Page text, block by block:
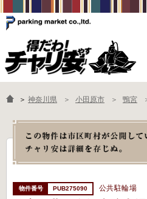
物件一覧
よくあるご質問
＞ 神奈川県 小田原市 鴨宮
PUB275090 公共駐輪場